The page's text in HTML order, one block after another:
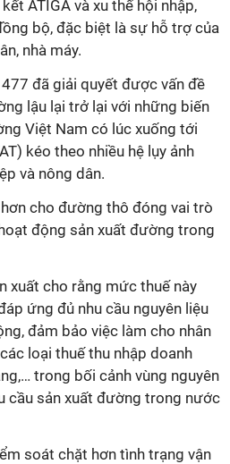
ATIGA và xu thế hội nhập,
bộ, đặc biệt là sự hỗ trợ của
nhà máy.
đã giải quyết được vấn đề
lậu lại trở lại với những biến
Việt Nam có lúc xuống tới
kéo theo nhiều hệ lụy ảnh
và nông dân.
cho đường thô đóng vai trò
động sản xuất đường trong
xuất cho rằng mức thuế này
ứng đủ nhu cầu nguyên liệu
đảm bảo việc làm cho nhân
loại thuế thu nhập doanh
trong bối cảnh vùng nguyên
cầu sản xuất đường trong nước
soát chặt hơn tình trạng vận